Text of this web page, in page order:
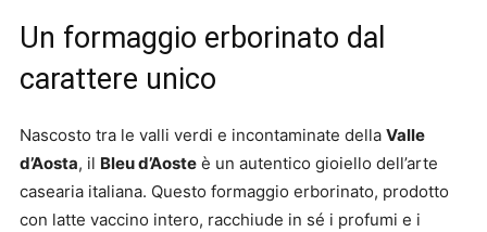
Un formaggio erborinato dal
carattere unico
Nascosto tra le valli verdi e incontaminate della Valle
d’Aosta, il Bleu d’Aoste è un autentico gioiello dell’arte
casearia italiana. Questo formaggio erborinato, prodotto
con latte vaccino intero, racchiude in sé i profumi e i